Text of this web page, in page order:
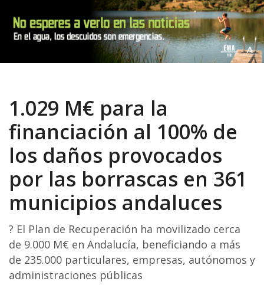
1.029 M€ para la
financiación al 100% de
los daños provocados
por las borrascas en 361
municipios andaluces
? El Plan de Recuperación ha movilizado cerca
de 9.000 M€ en Andalucía, beneficiando a más
de 235.000 particulares, empresas, autónomos y
administraciones públicas